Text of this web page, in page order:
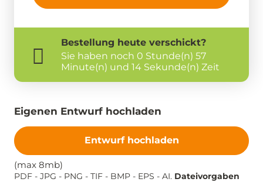
Bestellung heute verschickt?
Sie haben noch 0 Stunde(n) 57
Minute(n) und 13 Sekunde(n) Zeit
Eigenen Entwurf hochladen
Entwurf hochladen
(max 8mb)
PDF - JPG - PNG - TIF - BMP - EPS - AI. Dateivorgaben